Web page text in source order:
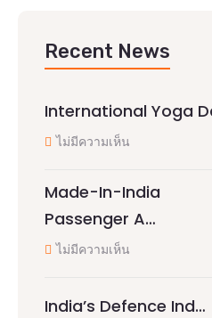
Recent News
International Yoga
ไม่มีความเห็น
Made-In-India
Passenger A…
ไม่มีความเห็น
India’s Defence Ind…